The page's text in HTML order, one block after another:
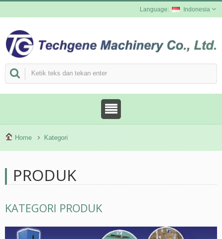
Indonesia
Home Kategori
PRODUK
KATEGORI PRODUK